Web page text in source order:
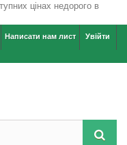
Увійти
Написати нам лист